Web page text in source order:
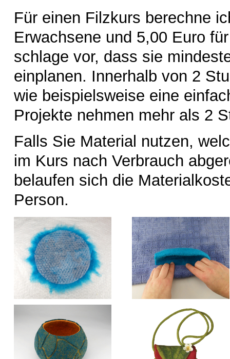
Für einen Filzkurs berechne
Erwachsene und 5,00 Euro
schlage vor, dass sie
einplanen. Innerhalb von 2
wie beispielsweise eine
Projekte nehmen mehr als 2
Falls Sie Material nutzen,
im Kurs nach Verbrauch
belaufen sich die
Person.